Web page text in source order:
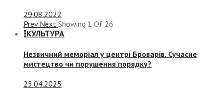
29.08.2022
Prev Next Showing 1 Of 26
КУЛЬТУРА
Незвичний меморіал у центрі Броварів. Сучасне
мистецтво чи порушення порядку?
25.04.2025